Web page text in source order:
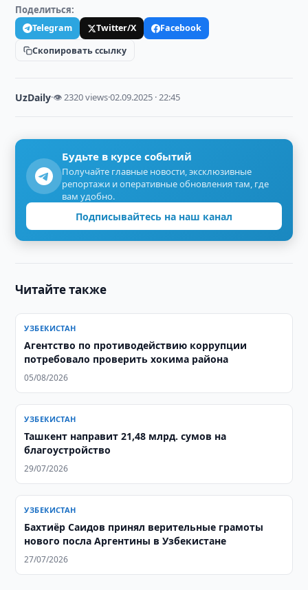
Поделиться:
Telegram Twitter/X
Facebook
Скопировать ссылку
UzDaily·👁 2320 views·02.09.2025 · 22:45
Будьте в курсе событий
Получайте главные новости, эксклюзивные
репортажи и оперативные обновления там, где
вам удобно.
Подписывайтесь на наш канал
Читайте также
УЗБЕКИСТАН
Агентство по противодействию коррупции
потребовало проверить хокима района
05/08/2026
УЗБЕКИСТАН
​​​​​​​Ташкент направит 21,48 млрд. сумов на
благоустройство
29/07/2026
УЗБЕКИСТАН
Бахтиёр Саидов принял верительные грамоты
нового посла Аргентины в Узбекистане
27/07/2026